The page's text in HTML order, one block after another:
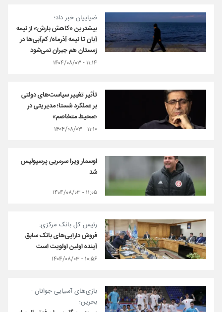
ضیاییان خبر داد؛
بیشترین «کاهش بارش» از نیمه
آبان تا نیمه آذرماه/ کم‌آبی‌ها در
زمستان هم جبران نمی‌شود
۱۱:۱۴ - ۱۴۰۴/۰۸/۰۳
تأثیر تغییر سیاست‌های دولتی
بر عملکرد شستا؛ مدیریتی در
«محیط متخاصم»
۱۱:۱۰ - ۱۴۰۴/۰۸/۰۳
اوسمار ویرا سرمربی پرسپولیس
شد
۱۱:۰۵ - ۱۴۰۴/۰۸/۰۳
رئیس کل بانک مرکزی:
فروش دارایی‌های بانک سابق
آینده اولین اولویت است
۱۰:۵۶ - ۱۴۰۴/۰۸/۰۳
بازی‌های آسیایی جوانان -
بحرین؛